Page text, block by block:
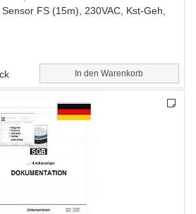
FS (15m), 230VAC, Kst-Geh,
In den Warenkorb